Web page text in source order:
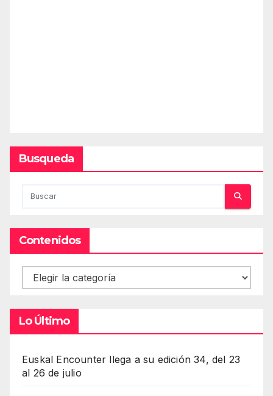
Busqueda
Contenidos
Contenidos
Lo Último
Euskal Encounter llega a su edición 34, del 23
al 26 de julio